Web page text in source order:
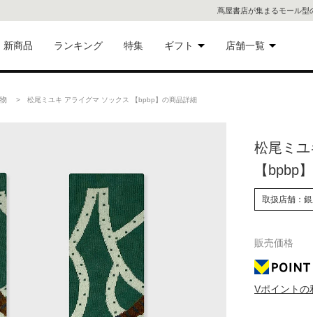
蔦屋書店が集まるモール型
新商品 ランキング 特集 ギフト
ギフトにおすすめ
店舗一覧
代官
屋書
書店
> 松尾ミユキ アライグマ ソックス 【bpbp】の商品詳細
松尾ミ
【bpbp】
取扱店舗：
販売価格
Vポイントの